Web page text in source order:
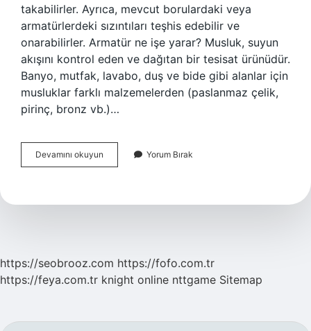
takabilirler. Ayrıca, mevcut borulardaki veya
armatürlerdeki sızıntıları teşhis edebilir ve
onarabilirler. Armatür ne işe yarar? Musluk, suyun
akışını kontrol eden ve dağıtan bir tesisat ürünüdür.
Banyo, mutfak, lavabo, duş ve bide gibi alanlar için
musluklar farklı malzemelerden (paslanmaz çelik,
pirinç, bronz vb.)…
Devamını okuyun
Ne
Yorum Bırak
https://seobrooz.com https://fofo.com.tr
https://feya.com.tr knight online nttgame Sitemap